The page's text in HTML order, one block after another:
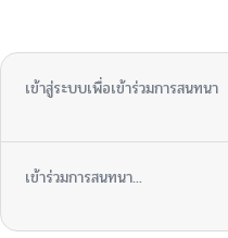
ตอนที่ 324
เข้าสู่ระบบเพื่อเข้าร่วมการสนทนา
เข้าร่วมการสนทนา...